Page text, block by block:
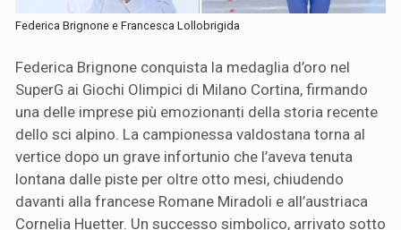
Federica Brignone e Francesca Lollobrigida
Federica Brignone conquista la medaglia d’oro nel
SuperG ai Giochi Olimpici di Milano Cortina, firmando
una delle imprese più emozionanti della storia recente
dello sci alpino. La campionessa valdostana torna al
vertice dopo un grave infortunio che l’aveva tenuta
lontana dalle piste per oltre otto mesi, chiudendo
davanti alla francese Romane Miradoli e all’austriaca
Cornelia Huetter. Un successo simbolico, arrivato sotto